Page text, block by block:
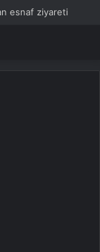
esnaf ziyareti